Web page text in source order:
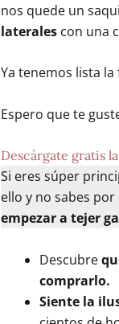
nos quede un
lateralescon una
Ya tenemos lista
Espero que te
Descárgate gratis
Si eres súper
ello y no sabes
empezar a tejer
Descubre
comprarlo.
Siente la